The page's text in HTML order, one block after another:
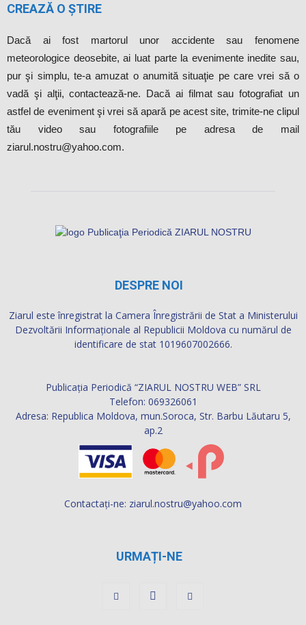
CREAZĂ O ȘTIRE
Dacă ai fost martorul unor accidente sau fenomene
meteorologice deosebite, ai luat parte la evenimente inedite sau,
pur şi simplu, te-a amuzat o anumită situaţie pe care vrei să o
vadă şi alţii, contactează-ne. Dacă ai filmat sau fotografiat un
astfel de eveniment şi vrei să apară pe acest site, trimite-ne clipul
tău video sau fotografiile pe adresa de mail
ziarul.nostru@yahoo.com.
DESPRE NOI
Ziarul este înregistrat la Camera Înregistrării de Stat a Ministerului
Dezvoltării Informaţionale al Republicii Moldova cu numărul de
identificare de stat 1019607002666.
Publicația Periodică “ZIARUL NOSTRU WEB” SRL
Telefon: 069326061
Adresa: Republica Moldova, mun.Soroca, Str. Barbu Lăutaru 5,
ap.2
Contactați-ne: ziarul.nostru@yahoo.com
URMAȚI-NE